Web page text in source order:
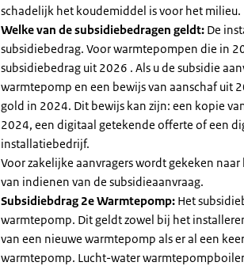
schadelijk het koudemiddel is voor het milieu.
Welke van de subsidiebedragen geldt: De
subsidiebedrag. Voor warmtepompen die in
subsidiebedrag uit 2026 . Als u de subsidie
warmtepomp en een bewijs van aanschaf uit
gold in 2024. Dit bewijs kan zijn: een kopie
2024, een digitaal getekende offerte of een
installatiebedrijf.
Voor zakelijke aanvragers wordt gekeken
van indienen van de subsidieaanvraag.
Subsidiebdrag 2e Warmtepomp: Het
warmtepomp. Dit geldt zowel bij het
van een nieuwe warmtepomp als er al een
warmtepomp. Lucht-water